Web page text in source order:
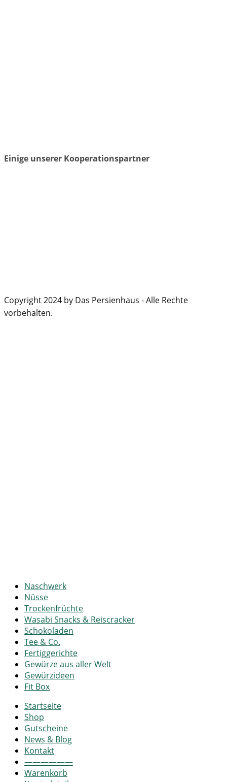
Einige unserer Kooperationspartner
Copyright 2024 by Das Persienhaus - Alle Rechte
vorbehalten.
Naschwerk
Nüsse
Trockenfrüchte
Wasabi Snacks & Reiscracker
Schokoladen
Tee & Co.
Fertiggerichte
Gewürze aus aller Welt
Gewürzideen
Fit Box
Startseite
Shop
Gutscheine
News & Blog
Kontakt
——————
Warenkorb